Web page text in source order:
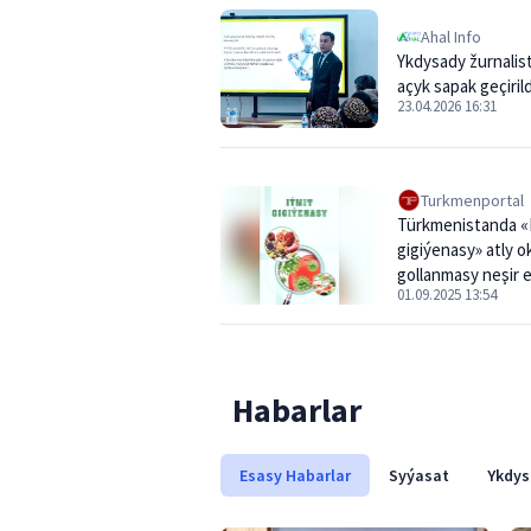
Ahal Info
Ykdysady
açyk sapak
23.04.2026 16:31
Turkmenportal
Türkmenistanda
gigiýenasy» atly
gollanmasy neşir
01.09.2025 13:54
Habarlar
Esasy Habarlar Syýasat